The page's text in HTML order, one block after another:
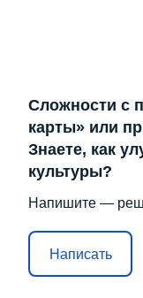
Сложности с
карты» или
Знаете, как
культуры?
Напишите —
Написать